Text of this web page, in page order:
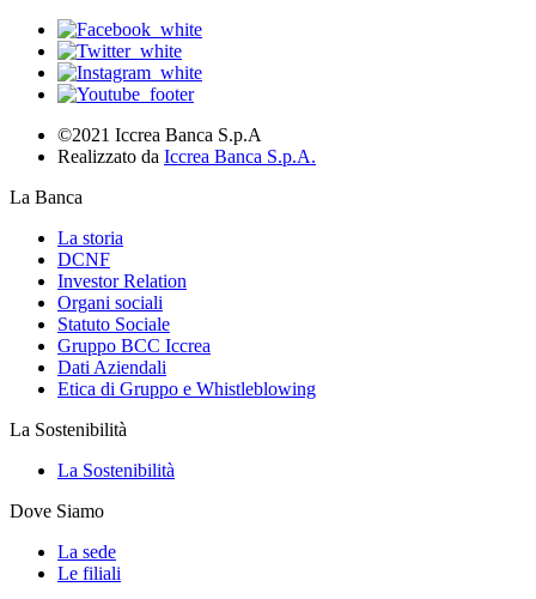
©2021 Iccrea Banca S.p.A
Realizzato da Iccrea Banca S.p.A.
La Banca
La storia
DCNF
Investor Relation
Organi sociali
Statuto Sociale
Gruppo BCC Iccrea
Dati Aziendali
Etica di Gruppo e Whistleblowing
La Sostenibilità
La Sostenibilità
Dove Siamo
La sede
Le filiali